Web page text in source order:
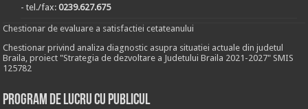
- tel./fax:0239.627.675
Chestionar de evaluare a satisfactiei cetateanului
Chestionar privind analiza diagnostic asupra situatiei actuale din judetul
Braila, proiect "Strategia de dezvoltare a Judetului Braila 2021-2027" SMIS
125782
Program de lucru cu publicul